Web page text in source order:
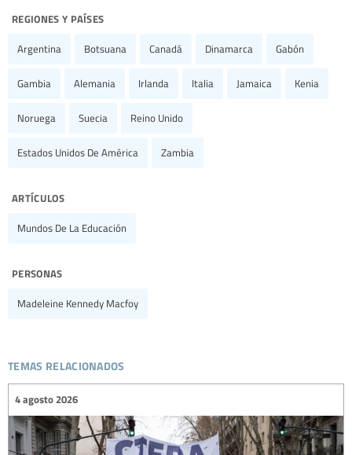
regiones y países
Argentina Botsuana Canadá Dinamarca Gabón
Gambia Alemania Irlanda Italia Jamaica Kenia
Noruega Suecia Reino Unido
Estados Unidos De América Zambia
artículos
Mundos De La Educación
personas
Madeleine Kennedy Macfoy
temas relacionados
4 agosto 2026